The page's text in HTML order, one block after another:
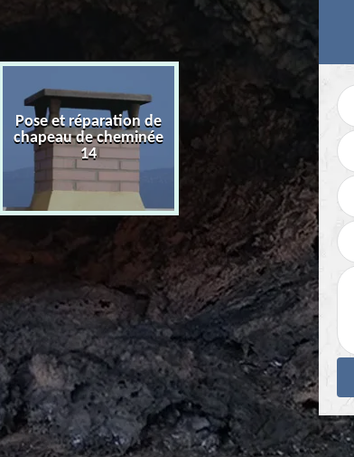
Pose et réparation de
chapeau de cheminée
14
Tubage de cheminée